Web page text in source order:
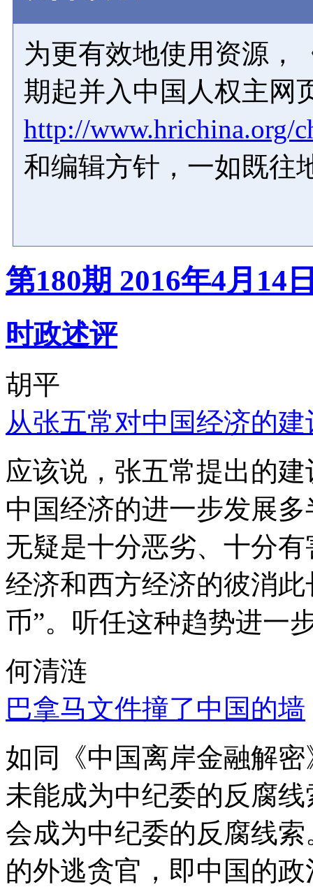
为更有效地使用资源，
期起并入中国人权主网
http://www.hrichina.org/
和编辑方针，一如既往
第180期 2016年4月14
时政述评
胡平
从张五常对中国经济的
应该说，张五常提出的
中国经济的进一步发展
无疑是十分恶劣、十分
经济和西方经济的彼消
币”。听任这种趋势进一
何清涟
巴拿马文件撞了中国的墙
如同《中国离岸金融解
未能成为中纪委的反腐
会成为中纪委的反腐线
的外逃贪官，即中国的